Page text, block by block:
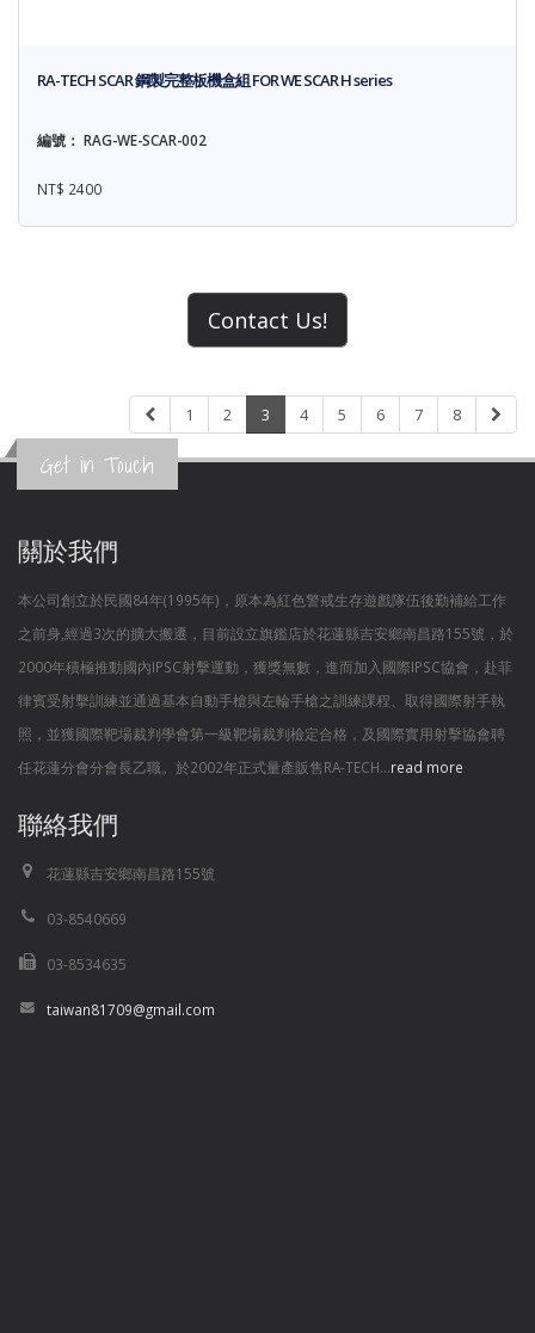
RA-TECH SCAR 鋼製完整板機盒組 FOR WE SCAR H series
編號： RAG-WE-SCAR-002
NT$ 2400
Contact Us!
1 2 3 4 5 6 7 8
Get in Touch
關於我們
本公司創立於民國84年(1995年)，原本為紅色警戒生存遊戲隊伍後勤補給工作
之前身,經過3次的擴大搬遷，目前設立旗鑑店於花蓮縣吉安鄉南昌路155號，於
2000年積極推動國內IPSC射擊運動，獲獎無數，進而加入國際IPSC協會，赴菲
律賓受射擊訓練並通過基本自動手槍與左輪手槍之訓練課程、取得國際射手執
照，並獲國際靶場裁判學會第一級靶場裁判檢定合格，及國際實用射擊協會聘
任花蓮分會分會長乙職。於2002年正式量產販售RA-TECH...read more
聯絡我們
花蓮縣吉安鄉南昌路155號
03-8540669
03-8534635
taiwan81709@gmail.com